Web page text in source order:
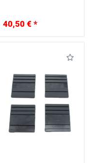
40,50 € *